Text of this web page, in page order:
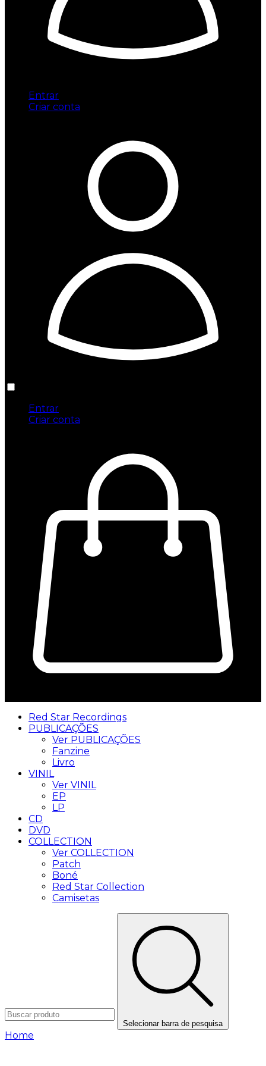
Entrar
Criar conta
Entrar
Criar conta
Red Star Recordings
PUBLICAÇÕES
Ver PUBLICAÇÕES
Fanzine
Livro
VINIL
Ver VINIL
EP
LP
CD
DVD
COLLECTION
Ver COLLECTION
Patch
Boné
Red Star Collection
Camisetas
Selecionar barra de pesquisa
Home